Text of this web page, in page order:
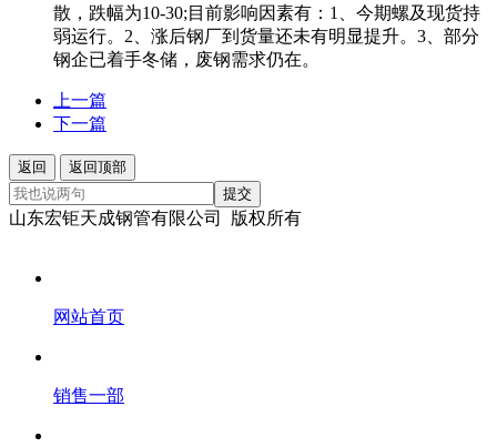
散，跌幅为10-30;目前影响因素有：1、今期螺及现货持
弱运行。2、涨后钢厂到货量还未有明显提升。3、部分
钢企已着手冬储，废钢需求仍在。
上一篇
下一篇
返回
返回顶部
提交
山东宏钜天成钢管有限公司 版权所有
网站首页
销售一部